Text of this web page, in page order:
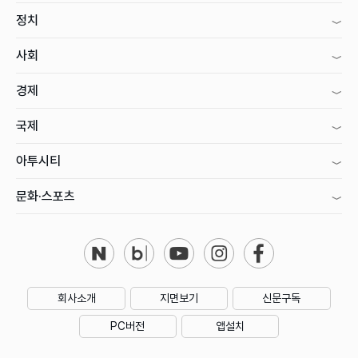
정치
사회
경제
국제
아투시티
문화·스포츠
회사소개 지면보기 신문구독
PC버전 앱설치